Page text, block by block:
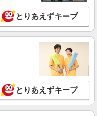
フ（接客・調理・清掃な
〜翌5:00：時給1,375円 ※
早朝手当（5:00〜9:00）時給
詳細を見る
キッチンスタッフ
とりあえずキープ
とりあえずキープ